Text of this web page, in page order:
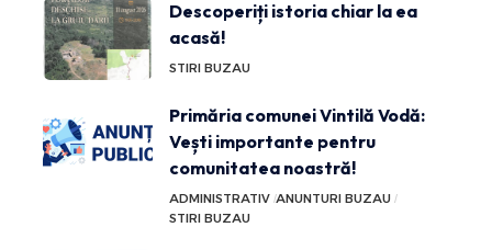
Descoperiți istoria chiar la ea
acasă!
STIRI BUZAU
Primăria comunei Vintilă Vodă:
Vești importante pentru
comunitatea noastră!
ADMINISTRATIV ANUNTURI BUZAU
STIRI BUZAU